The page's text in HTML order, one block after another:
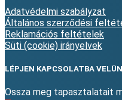
Adatvédelmi szabályzat
Általános szerződési
Reklamációs feltételek
Süti (cookie) irányelvek
LÉPJEN KAPCSOLATBA
Ossza meg tapasztalatait